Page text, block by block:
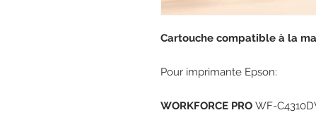
Cartouche compatible à la
Pour imprimante Epson:
WORKFORCE PRO WF-